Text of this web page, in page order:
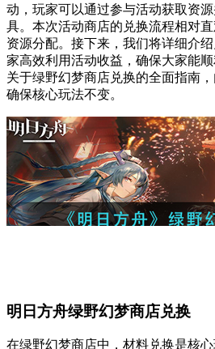
动，玩家可以通过参与活动获取资
具。本次活动商店的兑换流程相对
资源分配。接下来，我们将详细介
家高效利用活动收益，确保大家能
关于绿野幻梦商店兑换的全面指南
确保核心玩法不变。
明日方舟绿野幻梦商店兑换
在绿野幻梦商店中，材料兑换是核